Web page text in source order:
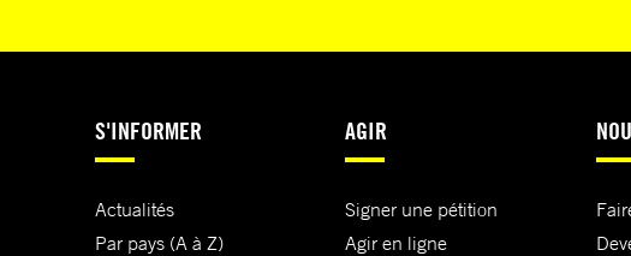
S'INFORMER
Actualités
Par pays (A à Z)
AGIR
Signer une pétition
Agir en ligne